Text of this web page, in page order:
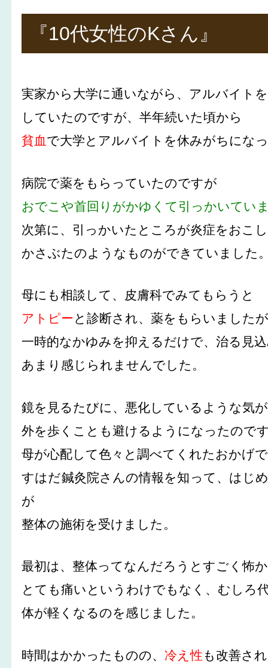
『10代女性のKさん』
実家から大学に通いながら、アルバイトを
していたのですが、半年続いた頃から
貧血 で大学とアルバイトを休みがちにな
病院で薬をもらっていたのですが
おでこや首回りがかゆくて引っかいてい
次第に、引っかいたところが炎症をおこ
かさぶたのようなものができていました
母にも相談して、皮膚科でみてもらうと
アトピーと診断され、薬をもらいました
一時的なかゆみを抑えるだけで、治る見
あまり感じられませんでした。
鏡を見るたびに、悪化しているような気
外を歩くことも避けるようになったので
母が心配して色々と調べてくれたおかげで
すはだ鍼灸院さんの情報を知って、はじ
が
整体の施術を受けました。
最初は、整体ってなんだろうとすごく怖
とても痛いというわけでもなく、むしろ
体が軽くなるのを感じました。
時間はかかったものの、冷え性 も改善さ